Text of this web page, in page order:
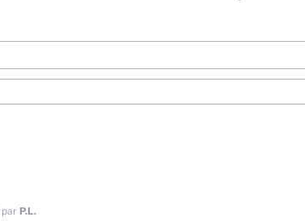
par P.L.